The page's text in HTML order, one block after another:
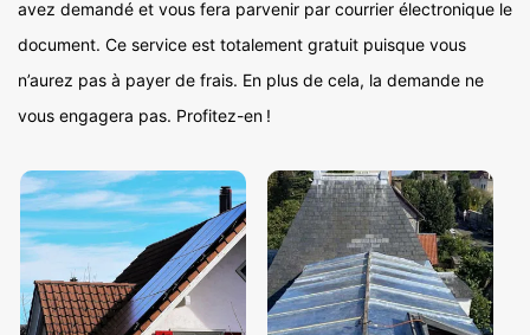
avez demandé et vous fera parvenir par courrier électronique le
document. Ce service est totalement gratuit puisque vous
n’aurez pas à payer de frais. En plus de cela, la demande ne
vous engagera pas. Profitez-en !